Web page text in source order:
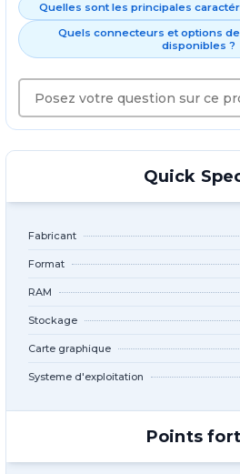
Quelles sont les principales
Quels connecteurs et options
disponibles ?
Quick
Fabricant
Format
RAM
Stockage
Carte graphique
Systeme d'exploitation
Points